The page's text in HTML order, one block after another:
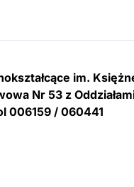
im.
Nr 53 z
006159 / 060441